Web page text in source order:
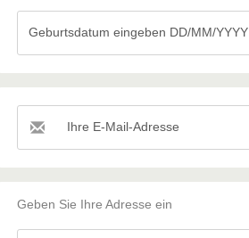
Geburtsdatum eingeben DD/MM/YYYY
Ihre E-Mail-Adresse
E-
Mail-
Adresse
Geben Sie Ihre Adresse ein